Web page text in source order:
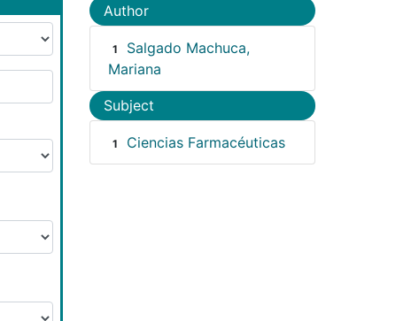
Author
1
Salgado Machuca,
Mariana
Subject
1 Ciencias Farmacéuticas